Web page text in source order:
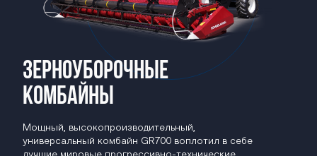
Зерноуборочные
комбайны
Мощный, высокопроизводительный,
универсальный комбайн GR700 воплотил в себе